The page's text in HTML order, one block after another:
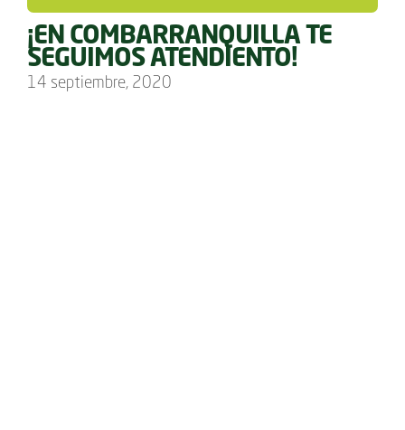
¡EN COMBARRANQUILLA TE
SEGUIMOS ATENDIENTO!
14 septiembre, 2020